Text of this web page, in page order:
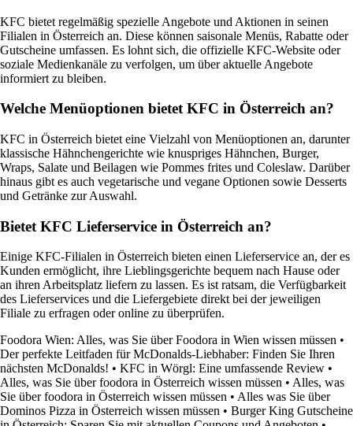
KFC bietet regelmäßig spezielle Angebote und Aktionen in seinen
Filialen in Österreich an. Diese können saisonale Menüs, Rabatte oder
Gutscheine umfassen. Es lohnt sich, die offizielle KFC-Website oder
soziale Medienkanäle zu verfolgen, um über aktuelle Angebote
informiert zu bleiben.
Welche Menüoptionen bietet KFC in Österreich an?
KFC in Österreich bietet eine Vielzahl von Menüoptionen an, darunter
klassische Hähnchengerichte wie knuspriges Hähnchen, Burger,
Wraps, Salate und Beilagen wie Pommes frites und Coleslaw. Darüber
hinaus gibt es auch vegetarische und vegane Optionen sowie Desserts
und Getränke zur Auswahl.
Bietet KFC Lieferservice in Österreich an?
Einige KFC-Filialen in Österreich bieten einen Lieferservice an, der es
Kunden ermöglicht, ihre Lieblingsgerichte bequem nach Hause oder
an ihren Arbeitsplatz liefern zu lassen. Es ist ratsam, die Verfügbarkeit
des Lieferservices und die Liefergebiete direkt bei der jeweiligen
Filiale zu erfragen oder online zu überprüfen.
Foodora Wien: Alles, was Sie über Foodora in Wien wissen müssen •
Der perfekte Leitfaden für McDonalds-Liebhaber: Finden Sie Ihren
nächsten McDonalds! • KFC in Wörgl: Eine umfassende Review •
Alles, was Sie über foodora in Österreich wissen müssen • Alles, was
Sie über foodora in Österreich wissen müssen • Alles was Sie über
Dominos Pizza in Österreich wissen müssen • Burger King Gutscheine